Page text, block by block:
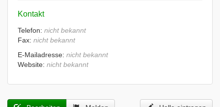
Kontakt
Telefon: nicht bekannt
Fax: nicht bekannt
E-Mailadresse: nicht bekannt
Website: nicht bekannt